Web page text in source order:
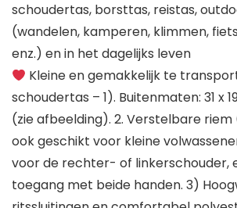
schoudertas, borsttas, reistas,
(wandelen, kamperen, klimmen,
enz.) en in het dagelijks leven
Kleine en gemakkelijk te
schoudertas – 1). Buitenmaten: 31 x
(zie afbeelding). 2. Verstelbare riem
ook geschikt voor kleine
voor de rechter- of linkerschouder,
toegang met beide handen. 3)